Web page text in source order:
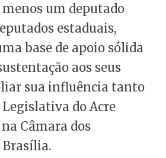
menos um deputado
estaduais,
base de apoio sólida
aos seus
sua influência tanto
do Acre
Câmara dos
Brasília.